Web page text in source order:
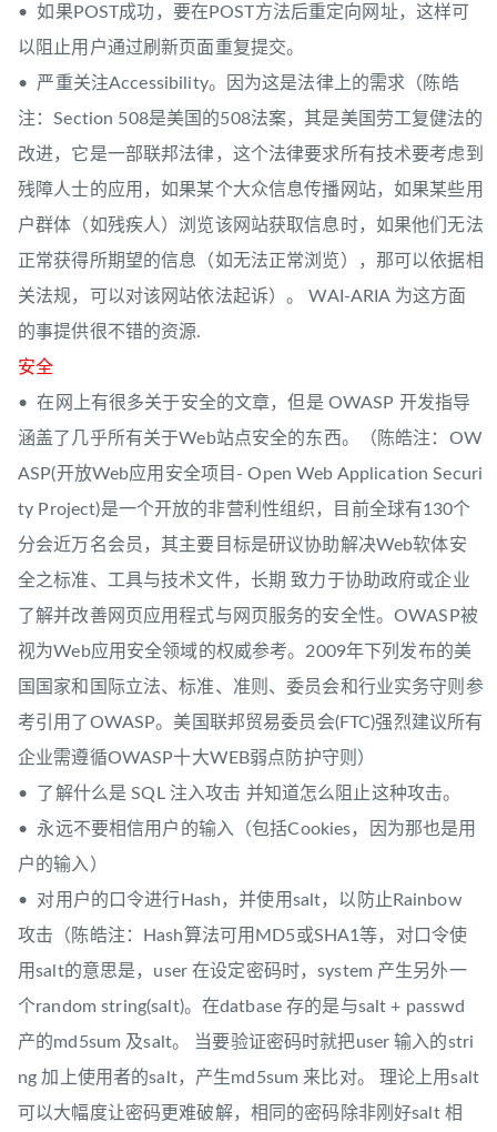
• 如果POST成功，要在POST方法后重定向网址，这样可
以阻止用户通过刷新页面重复提交。
• 严重关注Accessibility。因为这是法律上的需求（陈皓
注：Section 508是美国的508法案，其是美国劳工复健法的
改进，它是一部联邦法律，这个法律要求所有技术要考虑到
残障人士的应用，如果某个大众信息传播网站，如果某些用
户群体（如残疾人）浏览该网站获取信息时，如果他们无法
正常获得所期望的信息（如无法正常浏览），那可以依据相
关法规，可以对该网站依法起诉）。 WAI-ARIA 为这方面
的事提供很不错的资源.
安全
• 在网上有很多关于安全的文章，但是 OWASP 开发指导
涵盖了几乎所有关于Web站点安全的东西。（陈皓注：OW
ASP(开放Web应用安全项目- Open Web Application Securi
ty Project)是一个开放的非营利性组织，目前全球有130个
分会近万名会员，其主要目标是研议协助解决Web软体安
全之标准、工具与技术文件，长期 致力于协助政府或企业
了解并改善网页应用程式与网页服务的安全性。OWASP被
视为Web应用安全领域的权威参考。2009年下列发布的美
国国家和国际立法、标准、准则、委员会和行业实务守则参
考引用了OWASP。美国联邦贸易委员会(FTC)强烈建议所有
企业需遵循OWASP十大WEB弱点防护守则）
• 了解什么是 SQL 注入攻击 并知道怎么阻止这种攻击。
• 永远不要相信用户的输入（包括Cookies，因为那也是用
户的输入）
• 对用户的口令进行Hash，并使用salt，以防止Rainbow
攻击（陈皓注：Hash算法可用MD5或SHA1等，对口令使
用salt的意思是，user 在设定密码时，system 产生另外一
个random string(salt)。在datbase 存的是与salt + passwd
产的md5sum 及salt。 当要验证密码时就把user 输入的stri
ng 加上使用者的salt，产生md5sum 来比对。 理论上用salt
可以大幅度让密码更难破解，相同的密码除非刚好salt 相